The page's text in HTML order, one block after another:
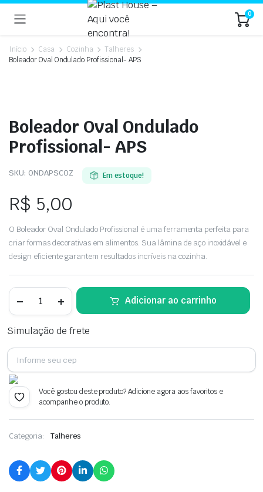
0
Início Casa Cozinha
Talheres
Boleador Oval Ondulado Profissional- APS
Boleador Oval Ondulado
Profissional- APS
SKU: ONDAPSCOZ Em estoque!
R$ 5,00
O Boleador Oval Ondulado Profissional é uma ferramenta perfeita para
criar formas decorativas em alimentos. Sua lâmina de aço inoxidável e
design eficiente garantem resultados incríveis na cozinha.
Oval
APS
Adicionar ao carrinho
Simulação de frete
Você gostou deste produto? Adicione agora aos favoritos e
acompanhe o produto.
Categoria: Talheres